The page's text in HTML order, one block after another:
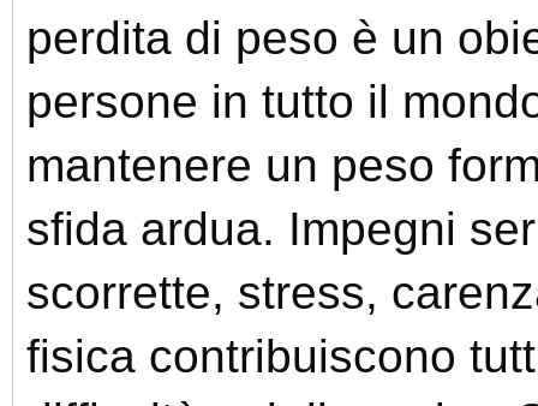
perdita di peso è un
persone in tutto il
mantenere un peso
sfida ardua. Impegni
scorrette, stress,
fisica contribuiscono